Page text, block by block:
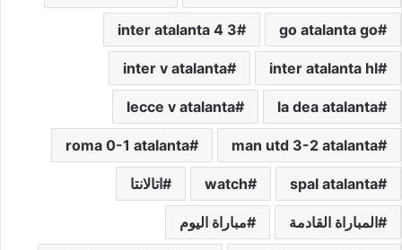
go atalanta go
inter atalanta 4 3
inter atalanta hl
inter v atalanta
la dea atalanta
lecce v atalanta
man utd 3-2 atalanta
roma 0-1 atalanta
spal atalanta
watch اتالانتا
المباراة القادمة مباراة اليوم